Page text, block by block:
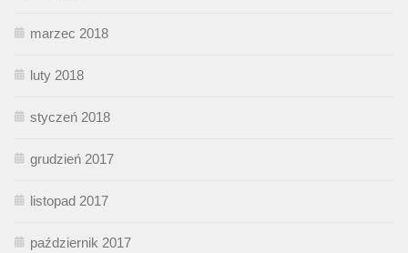
marzec 2018
luty 2018
styczeń 2018
grudzień 2017
listopad 2017
październik 2017